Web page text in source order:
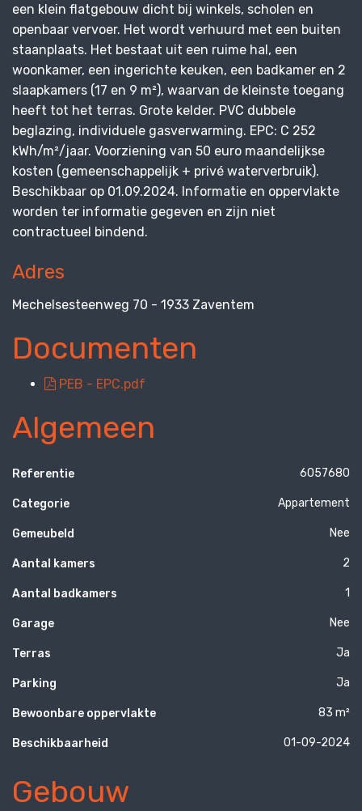
een klein flatgebouw dicht bij winkels, scholen en
openbaar vervoer. Het wordt verhuurd met een buiten
staanplaats. Het bestaat uit een ruime hal, een
woonkamer, een ingerichte keuken, een badkamer en 2
slaapkamers (17 en 9 m²), waarvan de kleinste toegang
heeft tot het terras. Grote kelder. PVC dubbele
beglazing, individuele gasverwarming. EPC: C 252
kWh/m²/jaar. Voorziening van 50 euro maandelijkse
kosten (gemeenschappelijk + privé waterverbruik).
Beschikbaar op 01.09.2024. Informatie en oppervlakte
worden ter informatie gegeven en zijn niet
contractueel bindend.
Adres
Mechelsesteenweg 70 - 1933 Zaventem
Documenten
PEB - EPC.pdf
Algemeen
Referentie 6057680
Categorie Appartement
Gemeubeld Nee
Aantal kamers 2
Aantal badkamers 1
Garage Nee
Terras Ja
Parking Ja
Bewoonbare oppervlakte 83 m²
Beschikbaarheid 01-09-2024
Gebouw